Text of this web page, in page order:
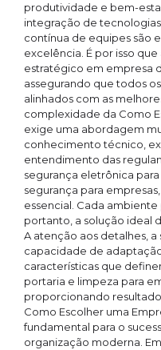
produtividade e bem-
integração de
contínua de equipes são
excelência. É por isso
estratégico em empresa
assegurando que todos
alinhados com as
complexidade da Como
exige uma abordagem
conhecimento técnico,
entendimento das
segurança eletrônica
segurança para
essencial. Cada ambiente
portanto, a solução ideal
A atenção aos detalhes,
capacidade de
características que
portaria e limpeza para
proporcionando
Como Escolher uma
fundamental para o
organização moderna.